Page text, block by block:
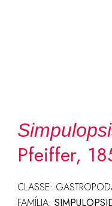
Pfeiffer,
CLASSE:
FAMÍLIA: